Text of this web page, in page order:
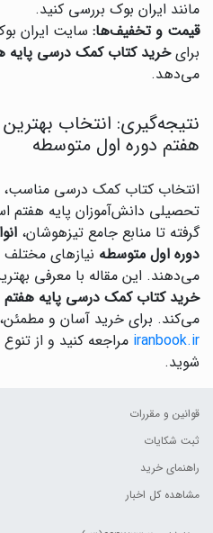
مانند ایران بوک بررسی کنید.
قیمت و تخفیف‌ها: سایت ایران
برایخرید کتاب کمک درسی پایه
می‌دهد.
نتیجه‌گیری: انتخاب
هفتم دوره اول متوسطه
انتخاب کتاب کمک درسی مناسب،
تحصیلی دانش‌آموزان پایه هفتم
گرفته تا منابع جامع تیزهوشان،
دوره اول متوسطه نیازهای
می‌دهند. این مقاله با معرفی
خرید کتاب کمک درسی پایه هفتم
می‌کند. برای خرید آسان و
iranbook.ir مراجعه کنید و از
شوید.
قوانین و مقررات
ثبت شکایات
راهنمای خرید
مشاهده کل اخبار